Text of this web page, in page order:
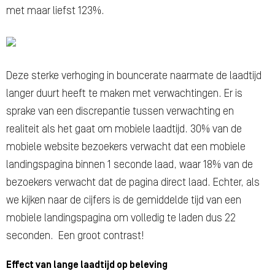
met maar liefst 123%.
Deze sterke verhoging in bouncerate naarmate de laadtijd
langer duurt heeft te maken met verwachtingen. Er is
sprake van een discrepantie tussen verwachting en
realiteit als het gaat om mobiele laadtijd. 30% van de
mobiele website bezoekers verwacht dat een mobiele
landingspagina binnen 1 seconde laad, waar 18% van de
bezoekers verwacht dat de pagina direct laad. Echter, als
we kijken naar de cijfers is de gemiddelde tijd van een
mobiele landingspagina om volledig te laden dus 22
seconden. Een groot contrast!
Effect van lange laadtijd op beleving